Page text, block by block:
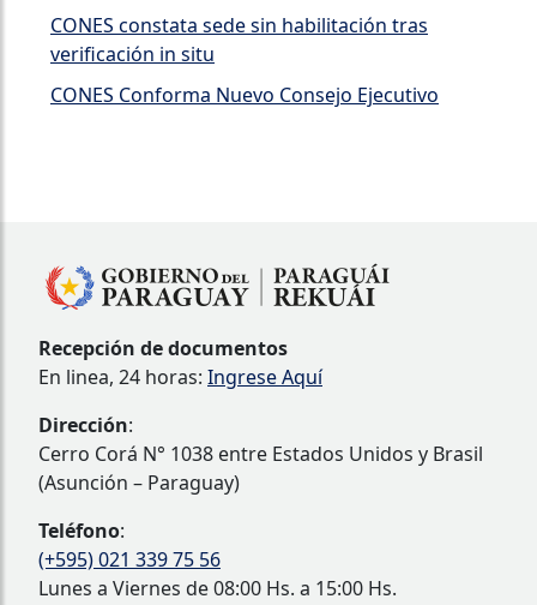
CONES constata sede sin habilitación tras
verificación in situ
CONES Conforma Nuevo Consejo Ejecutivo
Recepción de documentos
En linea, 24 horas: Ingrese Aquí
Dirección:
Cerro Corá N° 1038 entre Estados Unidos y Brasil
(Asunción – Paraguay)
Teléfono:
(+595) 021 339 75 56
Lunes a Viernes de 08:00 Hs. a 15:00 Hs.